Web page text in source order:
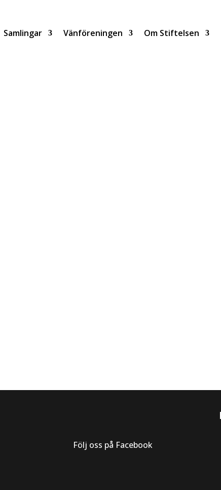
Samlingar Vänföreningen Om Stiftelsen
Följ oss på Facebook